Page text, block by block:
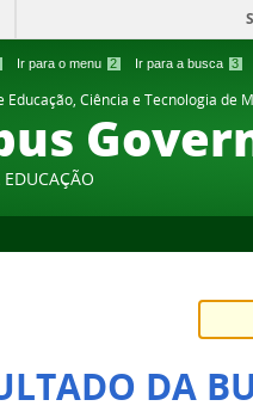
Ir para o menu 2 Ir para a busca 3
Educação, Ciência e Tecnologia de
DA